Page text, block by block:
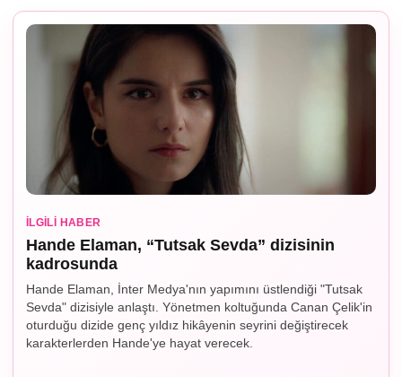
İLGILI HABER
Hande Elaman, “Tutsak Sevda” dizisinin
kadrosunda
Hande Elaman, İnter Medya'nın yapımını üstlendiği "Tutsak
Sevda" dizisiyle anlaştı. Yönetmen koltuğunda Canan Çelik'in
oturduğu dizide genç yıldız hikâyenin seyrini değiştirecek
karakterlerden Hande'ye hayat verecek.